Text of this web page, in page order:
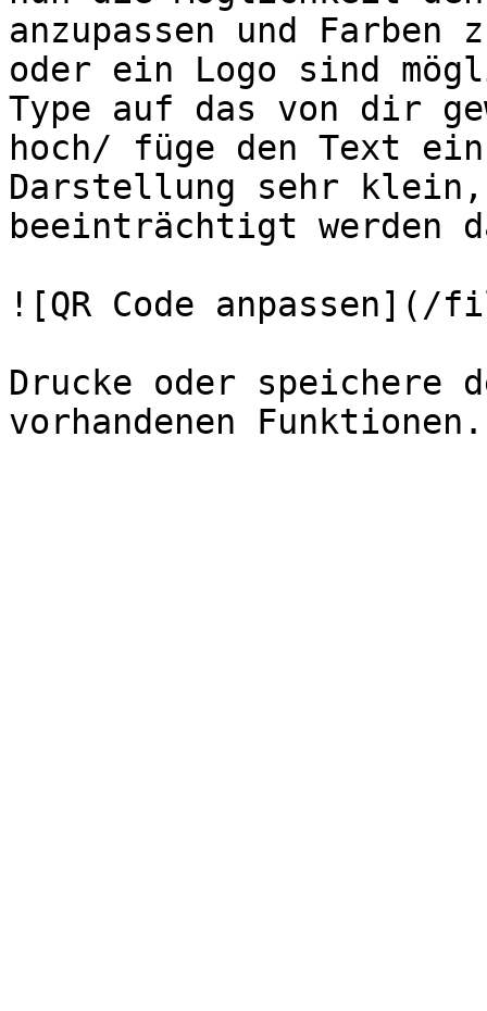
anzupassen und
oder ein Logo sind
Type auf das von dir
hoch/ füge den Text
Darstellung sehr
beeinträchtigt werden
![QR Code anpassen](/
Drucke oder speichere